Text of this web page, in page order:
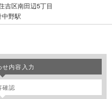
吉区南田辺5丁目
中野駅
せ内容入力
確認